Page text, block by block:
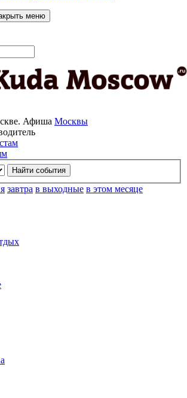
меню
Афиша Москвы
завтра в выходные в этом месяце